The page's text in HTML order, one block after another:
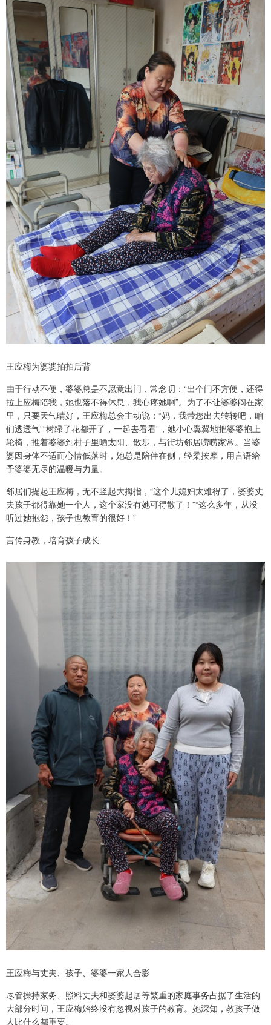
王应梅为婆婆拍拍后背
由于行动不便，婆婆总是不愿意出门，常念叨：“出个门不方便，还得
拉上应梅陪我，她也落不得休息，我心疼她啊”。为了不让婆婆闷在家
里，只要天气晴好，王应梅总会主动说：“妈，我带您出去转转吧，咱
们透透气”“树绿了花都开了，一起去看看”，她小心翼翼地把婆婆抱上
轮椅，推着婆婆到村子里晒太阳、散步，与街坊邻居唠唠家常。当婆
婆因身体不适而心情低落时，她总是陪伴在侧，轻柔按摩，用言语给
予婆婆无尽的温暖与力量。
邻居们提起王应梅，无不竖起大拇指，“这个儿媳妇太难得了，婆婆丈
夫孩子都得靠她一个人，这个家没有她可得散了！”“这么多年，从没
听过她抱怨，孩子也教育的很好！”
言传身教，培育孩子成长
王应梅与丈夫、孩子、婆婆一家人合影
尽管操持家务、照料丈夫和婆婆起居等繁重的家庭事务占据了生活的
大部分时间，王应梅始终没有忽视对孩子的教育。她深知，教孩子做
人比什么都重要。